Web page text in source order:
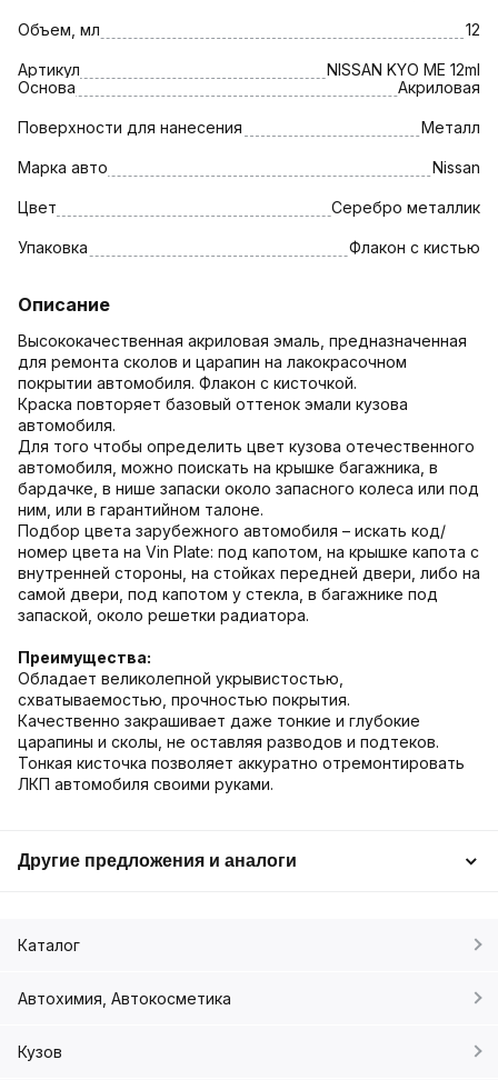
Объем, мл 12
Артикул
NISSAN KYO МЕ 12ml
Основа
Акриловая
Поверхности для нанесения Металл
Марка авто Nissan
Цвет Серебро металлик
Упаковка Флакон с кистью
Описание
Высококачественная акриловая эмаль, предназначенная
для ремонта сколов и царапин на лакокрасочном
покрытии автомобиля. Флакон с кисточкой.
Краска повторяет базовый оттенок эмали кузова
автомобиля.
Для того чтобы определить цвет кузова отечественного
автомобиля, можно поискать на крышке багажника, в
бардачке, в нише запаски около запасного колеса или под
ним, или в гарантийном талоне.
Подбор цвета зарубежного автомобиля – искать код/
номер цвета на Vin Plate: под капотом, на крышке капота с
внутренней стороны, на стойках передней двери, либо на
самой двери, под капотом у стекла, в багажнике под
запаской, около решетки радиатора.
Преимущества:
Обладает великолепной укрывистостью,
схватываемостью, прочностью покрытия.
Качественно закрашивает даже тонкие и глубокие
царапины и сколы, не оставляя разводов и подтеков.
Тонкая кисточка позволяет аккуратно отремонтировать
ЛКП автомобиля своими руками.
Другие предложения и аналоги
Каталог
Автохимия, Автокосметика
Кузов